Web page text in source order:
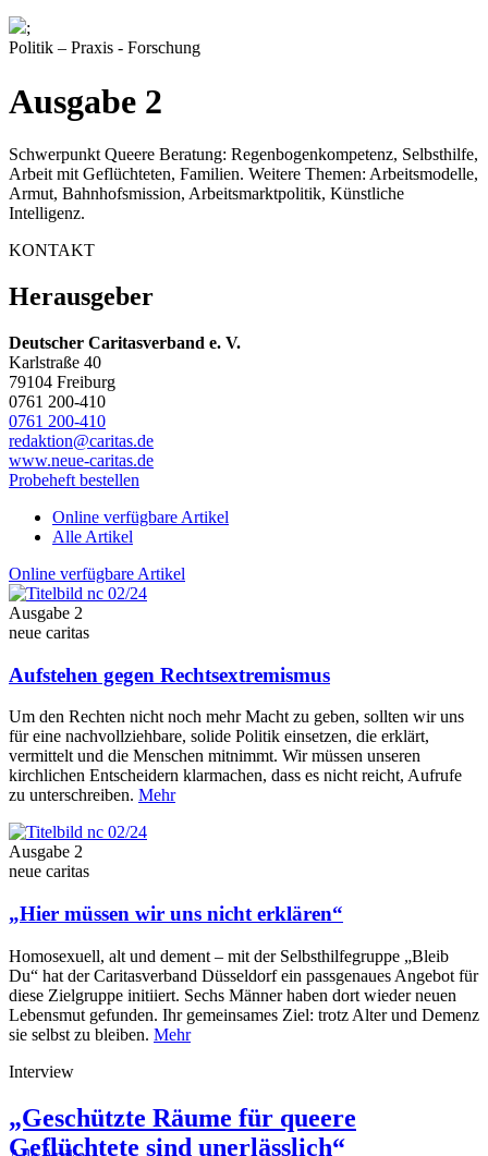
;
Politik – Praxis - Forschung
Ausgabe 2
Schwerpunkt Queere Beratung: Regenbogenkompetenz, Selbsthilfe,
Arbeit mit Geflüchteten, Familien. Weitere Themen: Arbeitsmodelle,
Armut, Bahnhofsmission, Arbeitsmarktpolitik, Künstliche
Intelligenz.
KONTAKT
Herausgeber
Deutscher Caritasverband e. V.
Karlstraße 40
79104 Freiburg
0761 200-410
0761 200-410
redaktion@caritas.de
www.neue-caritas.de
Probeheft bestellen
Online verfügbare Artikel
Alle Artikel
Online verfügbare Artikel
Ausgabe 2
neue caritas
Aufstehen gegen Rechtsextremismus
Um den Rechten nicht noch mehr Macht zu geben, sollten wir uns
für eine nachvollziehbare, solide Politik einsetzen, die erklärt,
vermittelt und die Menschen mitnimmt. Wir müssen unseren
kirchlichen Entscheidern klarmachen, dass es nicht reicht, Aufrufe
zu unterschreiben. Mehr
Ausgabe 2
neue caritas
„Hier müssen wir uns nicht erklären“
Homosexuell, alt und dement – mit der Selbsthilfegruppe „Bleib
Du“ hat der Caritasverband Düsseldorf ein passgenaues Angebot für
diese Zielgruppe initiiert. Sechs Männer haben dort wieder neuen
Lebensmut gefunden. Ihr gemeinsames Ziel: trotz Alter und Demenz
sie selbst zu bleiben. Mehr
Interview
„Geschützte Räume für queere
Geflüchtete sind unerlässlich“